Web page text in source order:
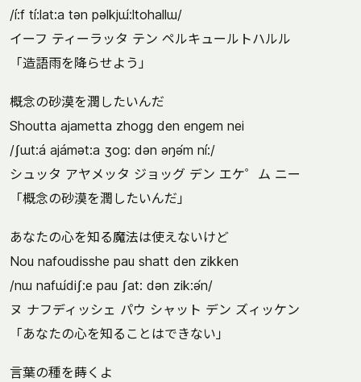
/í:f tí:lat:a tən pəlkjɯ́:ltohallɯ/
イーフ ティーラッタ テン ペルキュールトハルル
「造語雨を降らせよう」
概念の砂漠を潤したいんだ
Shoutta ajametta zhogg den engem nei
/ʃɯt:á ajámət:a ʒog: dən əŋə́m ní:/
シュッタ アヤメッタ ジョッグ デン エケ゜ム ニー
「概念の砂漠を潤したいんだ」
あなたの心を知る魔法は使えないけど
Nou nafoudisshe pau shatt den zikken
/nɯ nafɯ́diʃ:e pau ʃat: dən zik:ə́n/
ヌ ナフディッシェ パウ シャット デン ズィッケン
「あなたの心を知ることはできない」
言葉の種を蒔くよ